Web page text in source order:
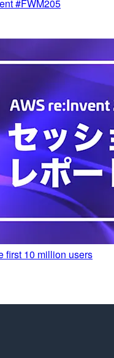
#FWM205
first 10 million users